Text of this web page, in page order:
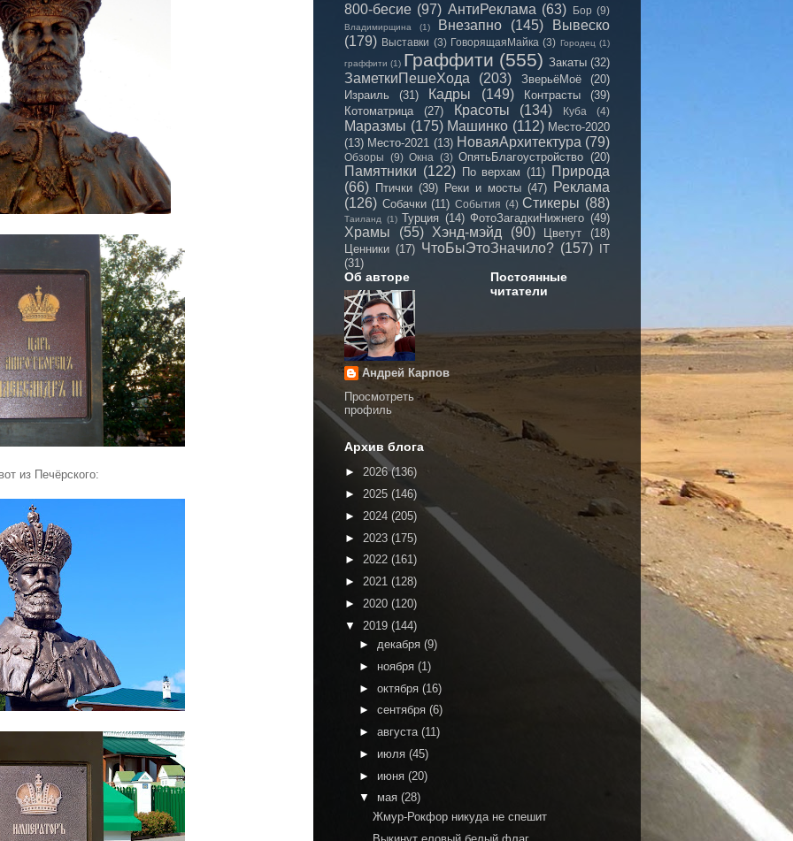
из Печёрского:
800-бесие (97) АнтиРеклама (63) Бор (9)
Владимирщина (1) Внезапно (145)
Вывеско
(179) Выставки (3) ГоворящаяМайка (3) Городец (1)
граффити (1) Граффити (555) Закаты (32)
ЗаметкиПешеХода (203) ЗверьёМоё
(20)
Израиль
(31) Кадры (149) Контрасты
(39)
Котоматрица
(27) Красоты (134) Куба (4)
Маразмы (175) Машинко (112) Место-2020
(13) Место-2021 (13) НоваяАрхитектура (79)
Обзоры (9) Окна (3) ОпятьБлагоустройство (20)
Памятники (122) По верхам (11) Природа
(66) Птички (39) Реки и мосты (47) Реклама
(126) Собачки (11) События (4) Стикеры (88)
Таиланд (1) Турция (14) ФотоЗагадкиНижнего (49)
Храмы (55) Хэнд-мэйд (90) Цветут
(18)
Ценники (17) ЧтоБыЭтоЗначило? (157)
IT
(31)
Об авторе
Андрей Карпов
Просмотреть
профиль
Постоянные
читатели
Архив блога
► 2026(136)
► 2025 (146)
► 2024 (205)
► 2023 (175)
► 2022 (161)
► 2021 (128)
► 2020 (120)
▼ 2019 (144)
► декабря (9)
► ноября (1)
► октября (16)
► сентября (6)
► августа (11)
► июля (45)
► июня (20)
▼ мая (28)
Жмур-Рокфор никуда не спешит